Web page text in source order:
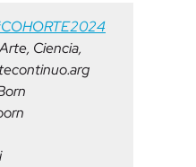
Ciencia,